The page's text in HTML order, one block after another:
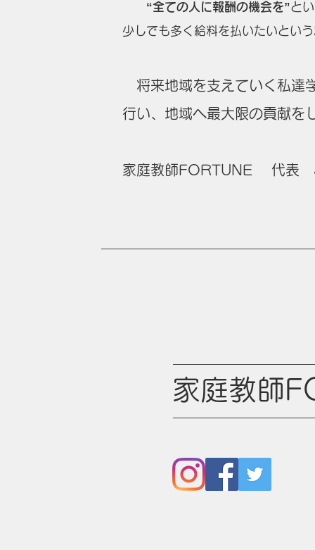
“全ての人に報酬の機会を”と
少しでも多く給料を払いたいとい
将来地域を支えていく私達
行い、地域へ最大限の貢献を
家庭教師FORTUNE ​ 代表
家庭教師